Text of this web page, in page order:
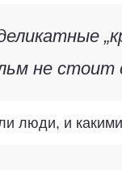
не стоит
люди, и